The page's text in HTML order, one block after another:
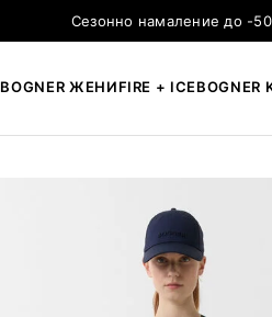
Сезонно намаление до -
BOGNER ЖЕНИFIRE + ICEBOGNER